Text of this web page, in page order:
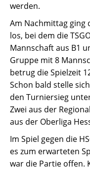
werden.
Am Nachmittag ging
los, bei dem die
Mannschaft aus B1
Gruppe mit 8
betrug die Spielzeit
Schon bald stelle
den Turniersieg
Zwei aus der
aus der Oberliga
Im Spiel gegen die
es zum erwarteten
war die Partie offen.